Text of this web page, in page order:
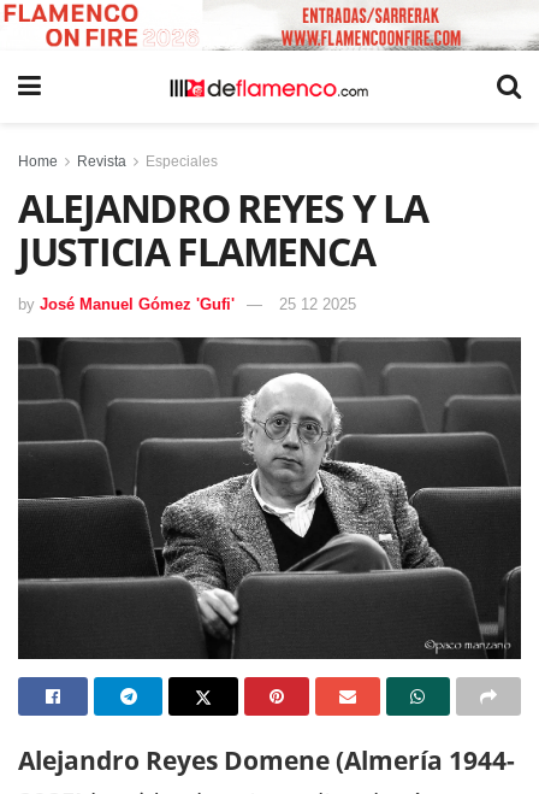
Home Revista Especiales
ALEJANDRO REYES Y LA
JUSTICIA FLAMENCA
by José Manuel Gómez 'Gufi' 25 12 2025
Alejandro Reyes Domene (Almería 1944-